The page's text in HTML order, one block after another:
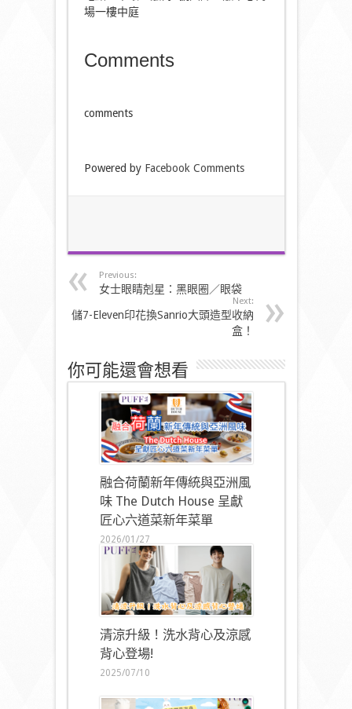
場一樓中庭
Comments
comments
Powered by Facebook Comments
Previous:
女士眼睛剋星：黑眼圈／眼袋
Next:
儲7-Eleven印花換Sanrio大頭造型收納
盒！
你可能還會想看
融合荷蘭新年傳統與亞洲風
味 The Dutch House 呈獻
匠心六道菜新年菜單
2026/01/27
清涼升級！洗水背心及涼感
背心登場!
2025/07/10